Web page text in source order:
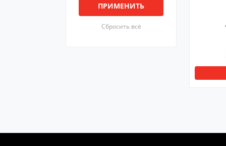
ПРИМЕНИТЬ
Сбросить всё